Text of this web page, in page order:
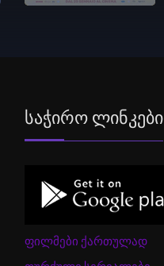
Საჭირო Ლინკები
ფილმები ქართულად